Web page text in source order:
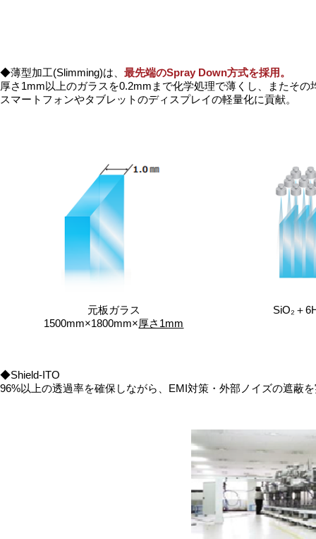
◆薄型加工(Slimming)は、 最先端のSpray Down方式を採用。
厚さ1mm以上のガラスを0.2mmまで化学処理で薄くし、またそ
スマートフォンやタブレットのディスプレイの軽量化に貢献​。
元板ガラス
1500mm×1800mm×厚さ1mm
SiO₂＋
◆Shield-ITO
96%以上の透過率を確保しながら、EMI対策・外部ノイズの遮蔽